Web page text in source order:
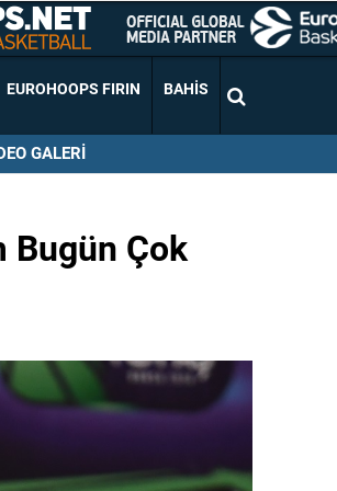
EUROHOOPS FIRIN BAHIS
GALERI
Bugün Çok